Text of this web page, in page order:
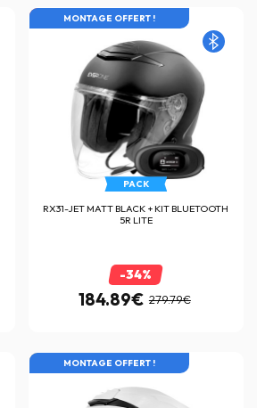
LES PRIX EN ROUE LIBRE
MONTAGE OFFERT !
PACK
RX31-JET MATT BLACK + KIT BLUETOOTH
5R LITE
-34%
184.89€ 279.79€
AFFAIRE
MONTAGE OFFERT !